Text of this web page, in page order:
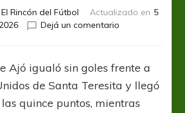
Rincón del Fútbol Actualizado en 5
Dejá un comentario
empató
y
mantiene
su
Ajó igualó sin goles frente a
de Santa Teresita y llegó
quince puntos, mientras